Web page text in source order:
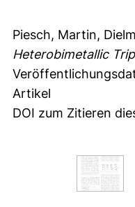
Piesch, Martin,
Heterobimetallic
Artikel
DOI zum Zitieren